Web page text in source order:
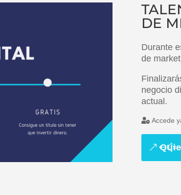
DE
Durante
de
negocio
actual.
Accede